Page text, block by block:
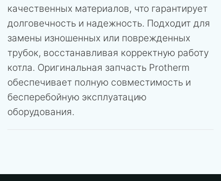
качественных материалов, что гарантирует
долговечность и надежность. Подходит для
замены изношенных или поврежденных
трубок, восстанавливая корректную работу
котла. Оригинальная запчасть Protherm
обеспечивает полную совместимость и
бесперебойную эксплуатацию
оборудования.